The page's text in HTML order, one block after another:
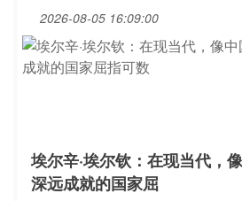
2026-08-05 16:09:00
埃尔辛·埃尔钦：在现当代，
深远成就的国家屈